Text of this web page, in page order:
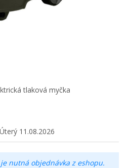
tlaková myčka
Úterý 11.08.2026
nutná objednávka z eshopu.